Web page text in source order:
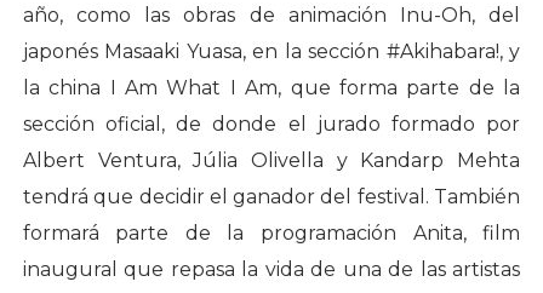
año, como las obras de animación Inu-Oh, del
japonés Masaaki Yuasa, en la sección #Akihabara!, y
la china I Am What I Am, que forma parte de la
sección oficial, de donde el jurado formado por
Albert Ventura, Júlia Olivella y Kandarp Mehta
tendrá que decidir el ganador del festival. También
formará parte de la programación Anita, film
inaugural que repasa la vida de una de las artistas